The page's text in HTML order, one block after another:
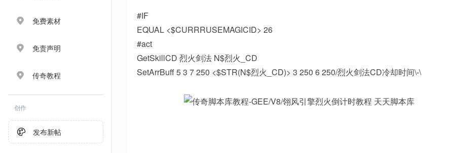
免费素材
免责声明
传奇教程
创作
发布新帖
#IF
EQUAL <$CURRRUSEMAGICID> 26
#act
GetSkillCD 烈火剑法 N$烈火_CD
SetArrBuff 5 3 7 250 <$STR(N$烈火_CD)> 3 250 6 250/烈火剑法CD冷却时间\-\